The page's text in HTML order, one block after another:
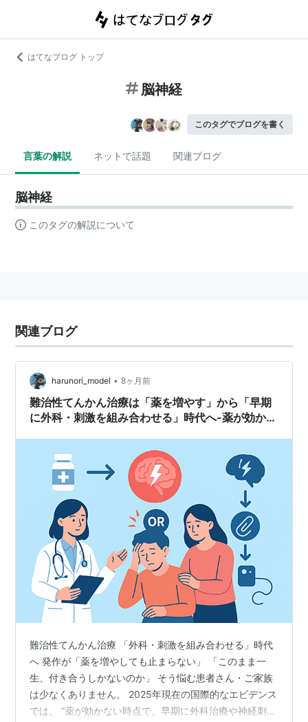
はてなブログ トップ
脳神経
このタグでブログを書く
言葉の解説 ネットで話題 関連ブログ
脳神経
このタグの解説について
関連ブログ
harunori_model • 8ヶ月前
難治性てんかん治療は「薬を増やす」から「早期
に外科・刺激を組み合わせる」時代へ-薬が効かな
難治性てんかん治療 「外科・刺激を組み合わせる」時代
へ 発作が「薬を増やしても止まらない」 「このまま一
生、付き合うしかないのか」 そう悩む患者さん・ご家族
は少なくありません。 2025年現在の国際的なエビデンス
では、 “薬が効かない時点で、早期に外科治療や神経刺激